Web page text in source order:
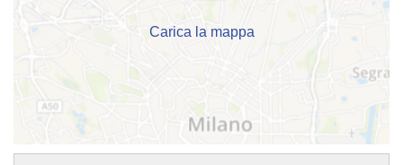
sui loro corsi puoi andare in palestra o mandare un messaggio cliccando sul
bottone "Contattaci" presente nella pagina.
Carica la mappa